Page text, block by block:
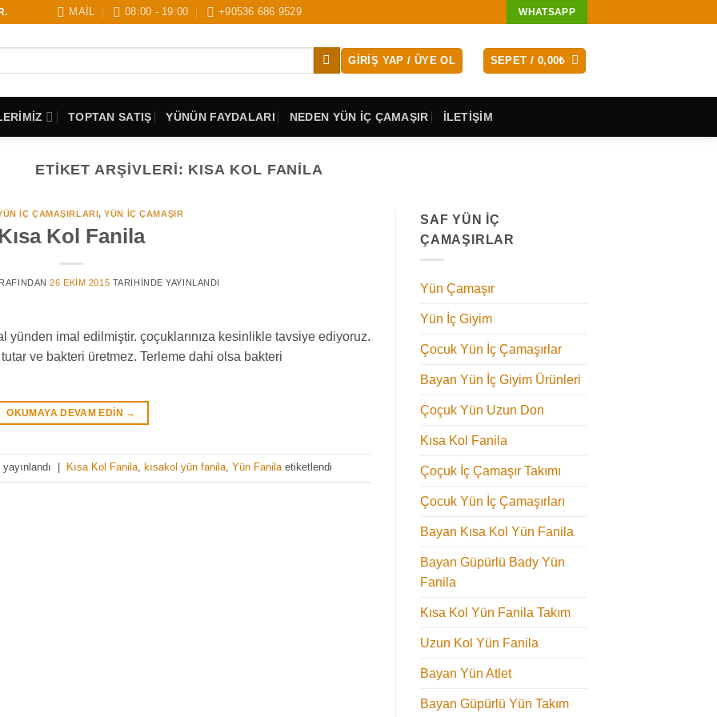
MAİL 08:00 - 19:00 +90536 686 9529 WHATSAPP
GIRIŞ YAP / ÜYE OL SEPET / 0,00₺
TOPTAN SATIŞ YÜNÜN FAYDALARI NEDEN YÜN İÇ ÇAMAŞIR İLETİŞİM
ETIKET ARŞIVLERI: KISA KOL FANILA
İÇ ÇAMAŞIRLARI,YÜN IÇ ÇAMAŞIR
Kol Fanila
26 EKIM 2015 TARIHINDE YAYINLANDI
yünden imal edilmiştir. çoçuklarınıza kesinlikle tavsiye ediyoruz.
tutar ve bakteri üretmez. Terleme dahi olsa bakteri
OKUMAYA DEVAM EDIN →
Kısa Kol Fanila, kısakol yün fanila, Yün Fanilaetiketlendi
SAF YÜN İÇ
ÇAMAŞIRLAR
Yün Çamaşır
Yün İç Giyim
Çocuk Yün İç Çamaşırlar
Bayan Yün İç Giyim Ürünleri
Çoçuk Yün Uzun Don
Kısa Kol Fanila
Çoçuk İç Çamaşır Takımı
Çocuk Yün İç Çamaşırları
Bayan Kısa Kol Yün Fanila
Bayan Güpürlü Bady Yün
Fanila
Kısa Kol Yün Fanila Takım
Uzun Kol Yün Fanila
Bayan Yün Atlet
Bayan Güpürlü Yün Takım